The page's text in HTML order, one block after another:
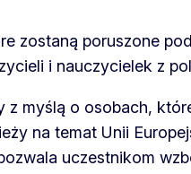
zostaną poruszone
i nauczycielek z
z myślą o osobach,
na temat Unii
uczestnikom